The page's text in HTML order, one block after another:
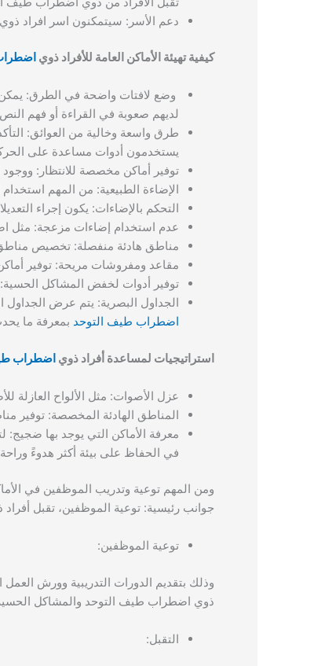
دعم الأسر: سيتمكنون اسر افراد ذوي
كيفية تهيئة الأماكن العامة للأفراد ذوي
وضع لافتات واضحة في الطرق:
لديهم صعوبة في القراءة أو فهم النص
طرق واسعة وخالية من العوائق:
يستخدمون أدوات مساعدة على
توفير أماكن مخصصة للانتظار:
الإضاءة الطبيعية: من المهم استخدام
التحكم بالإضاءات: يكون إجراء
عدم استخدام إضاءات مزعجة: مثل
مناطق هادئة منفصلة: تخصيص مناطق
مقاعد ومفروشات مريحة: توفير
توفير أدوات لخفض المشاكل
الجداول البصرية: يتم عرض الجداول
اضطراب طيف التوحد بمعرفة ما
استراتيجيات لمساعدة أفراد ذوي اضطراب
عزل الأصوات: مثل الألواح العازلة
المناطق الهادئة المخصصة: توفير
معرفة الأماكن التي يوجد بها ضجيج:
في الحفاظ على بيئة أكثر هدوءً وراحة
ومن المهم توعية وتدريب الموظفين في
جوانب رئيسية: توعية الموظفين، تقبل
توعية الموظفين:
وذلك بتقديم الدورات التدريبية وورش
ذوي اضطراب طيف التوحد والمشاكل الحسية
التقبل: